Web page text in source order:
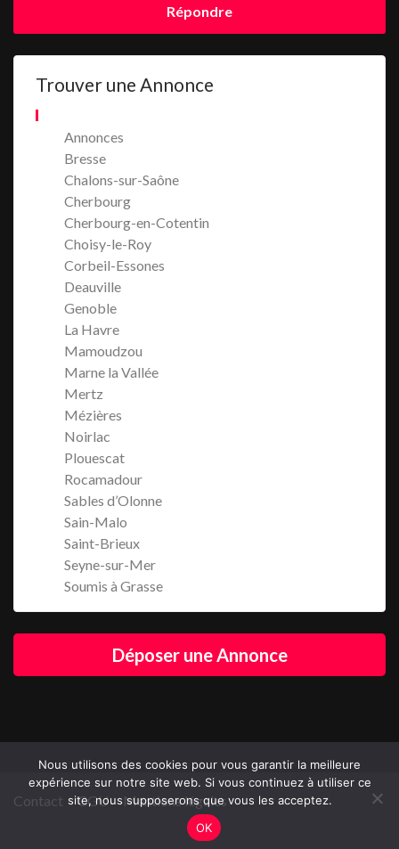
Répondre
Trouver une Annonce
Annonces
Bresse
Chalons-sur-Saône
Cherbourg
Cherbourg-en-Cotentin
Choisy-le-Roy
Corbeil-Essones
Deauville
Genoble
La Havre
Mamoudzou
Marne la Vallée
Mertz
Mézières
Noirlac
Plouescat
Rocamadour
Sables d’Olonne
Sain-Malo
Saint-Brieux
Seyne-sur-Mer
Soumis à Grasse
Déposer une Annonce
Contact CGU Mentions légales
Nous utilisons des cookies pour vous garantir la meilleure
expérience sur notre site web. Si vous continuez à utiliser ce
site, nous supposerons que vous les acceptez.
OK